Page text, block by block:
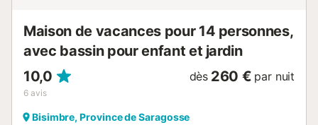
Maison de vacances pour 14 personnes,
avec bassin pour enfant et jardin
10,0
6 avis
dès 260 € par nuit
Bisimbre, Province de Saragosse